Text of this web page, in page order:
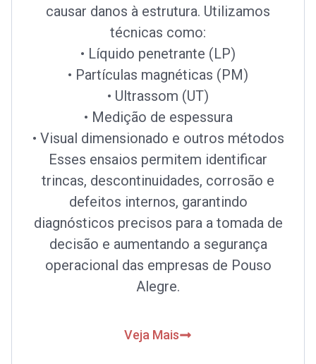
causar danos à estrutura. Utilizamos
técnicas como:
• Líquido penetrante (LP)
• Partículas magnéticas (PM)
• Ultrassom (UT)
• Medição de espessura
• Visual dimensionado e outros métodos
Esses ensaios permitem identificar
trincas, descontinuidades, corrosão e
defeitos internos, garantindo
diagnósticos precisos para a tomada de
decisão e aumentando a segurança
operacional das empresas de Pouso
Alegre.
Veja Mais